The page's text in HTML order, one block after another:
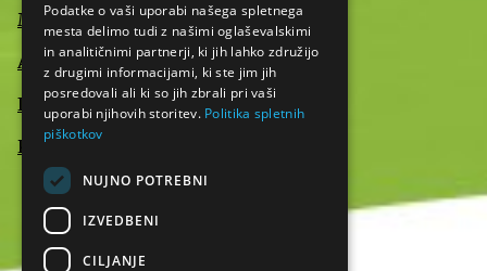
MEDIJI O NAS
AKTUALNO
IZJAVA O DOSTOPNOSTI
KONTAKT
Podatke o vaši uporabi našega spletnega
mesta delimo tudi z našimi oglaševalskimi
in analitičnimi partnerji, ki jih lahko združijo
z drugimi informacijami, ki ste jim jih
posredovali ali ki so jih zbrali pri vaši
uporabi njihovih storitev. Politika spletnih
piškotkov
NUJNO POTREBNI
IZVEDBENI
CILJANJE